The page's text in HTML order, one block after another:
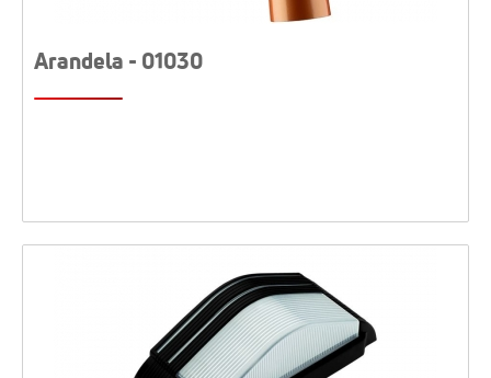
Arandela - 01030